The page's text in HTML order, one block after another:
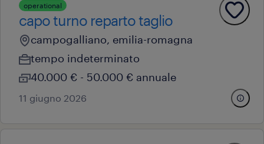
operational
capo turno reparto taglio
campogalliano, emilia-romagna
tempo indeterminato
40.000 € - 50.000 € annuale
11 giugno 2026